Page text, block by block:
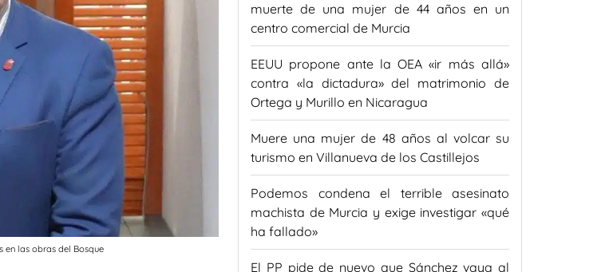
en las obras del Bosque
muerte de una mujer de 44 años en un
centro comercial de Murcia
EEUU propone ante la OEA «ir más allá»
contra «la dictadura» del matrimonio de
Ortega y Murillo en Nicaragua
Muere una mujer de 48 años al volcar su
turismo en Villanueva de los Castillejos
Podemos condena el terrible asesinato
machista de Murcia y exige investigar «qué
ha fallado»
El PP pide de nuevo que Sánchez vaya al